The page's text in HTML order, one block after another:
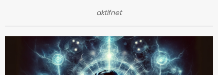
aktifnet